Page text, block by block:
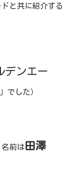
と共に紹介する
デンエー
でした）
前は田澤